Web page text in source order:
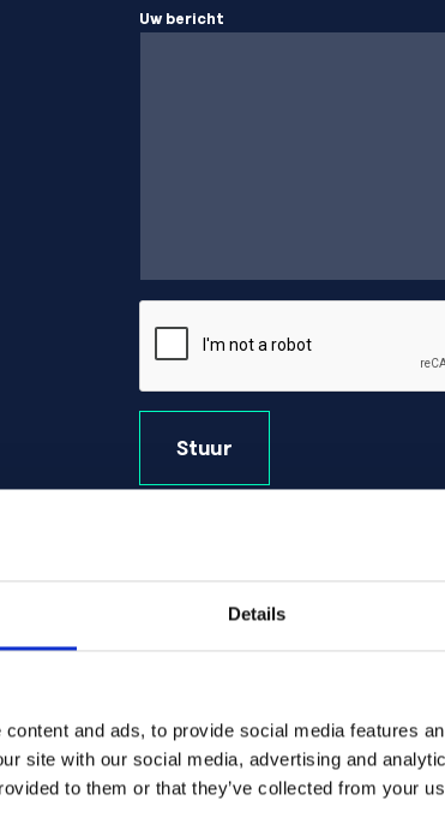
Details
and ads, to provide social media features
site with our social media, advertising and
to them or that they’ve collected from your
Uw bericht
Stuur